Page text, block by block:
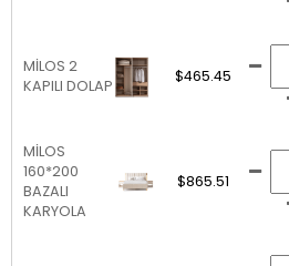
MİLOS 2
KAPILI DOLAP
$465.45
MİLOS
160*200
BAZALI
KARYOLA
$865.51